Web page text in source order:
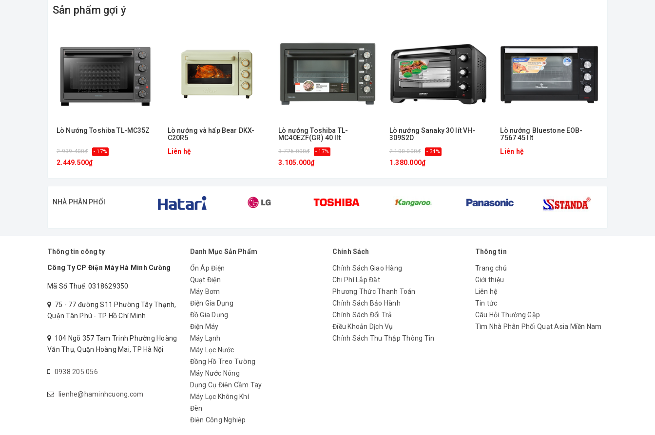
Chức năng tạm dừng
Điện áp : 220 - 240V/50Hz
Kích thước lò : C595 x R595mm
Kich thước khoét tủ : C600 x R600mm
Lò nướng V23F10 được sản xuất theo công nghệ hiện đại Châu Âu, với thiết kế lắp âm tủ vừa tiết kiệm diện tích vừa mang lại sự hiện đại sang trọng cho gian bếp. Phím
điều khiển cảm ứng hiện đại, tay nắm nhôm 2 lớp chắc chắn và cách nhiệt hiệu quả. Đặc biệt cửa kính trong suốt dày 3 lớp chịu lực và cách nhiệt, giúp tiết kiệm điện
năng tiêu thụ và dễ dàng quan sát thực phẩm bên trong. Khoang lò phủ men đá chống dính tốt, gioăng cách nhiệt cao cấp.
Sản phẩm gợi ý
Lò Nướng Toshiba TL-MC35Z
2.939.400₫ - 17%
2.449.500₫
Lò nướng và hấp Bear DKX-
C20R5
Liên hệ
Lò nướng Toshiba TL-
MC40EZF(GR) 40 lít
3.726.000₫ - 17%
3.105.000₫
Lò nướng Sanaky 30 lít VH-
309S2D
2.100.000₫ - 34%
1.380.000₫
Lò nướng Bluestone EOB-
7567 45 lít
Liên hệ
NHÀ PHÂN PHỐI
Thông tin công ty
Công Ty CP Điện Máy Hà Minh Cường
Mã Số Thuế: 0318629350
75 - 77 đường S11 Phường Tây Thạnh,
Quận Tân Phú - TP Hồ Chí Minh
104 Ngõ 357 Tam Trinh Phường Hoàng
Văn Thụ, Quận Hoàng Mai, TP Hà Nội
0938 205 056
lienhe@haminhcuong.com
Danh Mục Sản Phẩm
Ổn Áp Điện
Quạt Điện
Máy Bơm
Điện Gia Dụng
Đồ Gia Dụng
Điện Máy
Máy Lạnh
Máy Lọc Nước
Đồng Hồ Treo Tường
Máy Nước Nóng
Dụng Cụ Điện Cầm Tay
Máy Lọc Không Khí
Đèn
Điện Công Nghiệp
Chính Sách
Chính Sách Giao Hàng
Chi Phí Lắp Đặt
Phương Thức Thanh Toán
Chính Sách Bảo Hành
Chính Sách Đổi Trả
Điều Khoản Dịch Vụ
Chính Sách Thu Thập Thông Tin
Thông tin
Trang chủ
Giới thiệu
Liên hệ
Tin tức
Câu Hỏi Thường Gặp
Tìm Nhà Phân Phối Quạt Asia Miền Nam